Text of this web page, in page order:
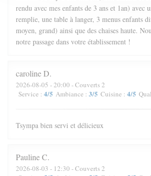
rendu avec mes enfants de 3 ans et 1an) avec
remplie, une table à langer, 3 menus enfants
moyen, grand) ainsi que des chaises haute.
notre passage dans votre établissement !
carolineD
2026-08-05 - 20:00 - Couverts 2
Service : 4/5 Ambiance : 3/5 Cuisine : 4/5
Tsympa bien servi et délicieux
PaulineC
2026-08-03 - 12:30 - Couverts 2